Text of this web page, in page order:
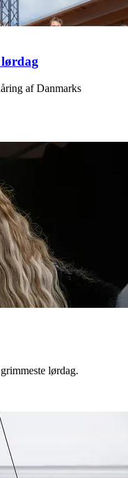
lørdag
af Danmarks
lørdag.